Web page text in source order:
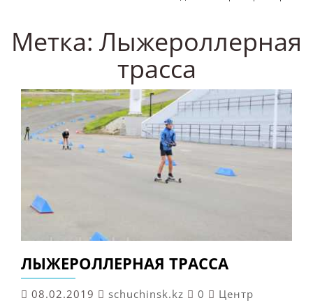
Метка: Лыжероллерная
трасса
ЛЫЖЕРОЛЛЕРНАЯ ТРАССА
08.02.2019 schuchinsk.kz 0
Центр